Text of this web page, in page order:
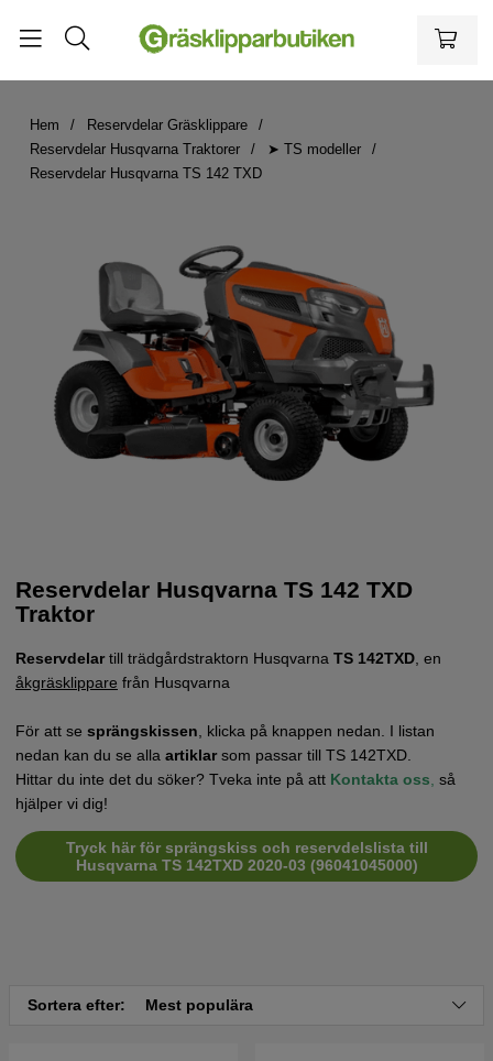
Hem
Reservdelar Gräsklippare
Reservdelar Husqvarna Traktorer
➤ TS modeller
Reservdelar Husqvarna TS 142 TXD
Reservdelar Husqvarna TS 142 TXD
Traktor
Reservdelartill trädgårdstraktorn Husqvarna TS 142TXD , en
åkgräsklippare från Husqvarna
För att se sprängskissen , klicka på knappen nedan. I listan
nedan kan du se alla artiklarsom passar till TS 142TXD.
Hittar du inte det du söker? Tveka inte på att Kontakta oss så
hjälper vi dig!
Tryck här för sprängskiss och reservdelslista till
Husqvarna TS 142TXD 2020-03 (96041045000)
Sortera efter: Mest populära